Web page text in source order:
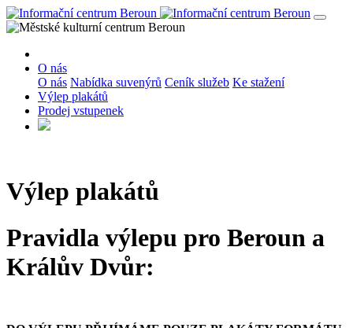
O nás
O nás Nabídka suvenýrů Ceník služeb Ke stažení
Výlep plakátů
Prodej vstupenek
Výlep plakátů
Pravidla výlepu pro Beroun a
Králův Dvůr: